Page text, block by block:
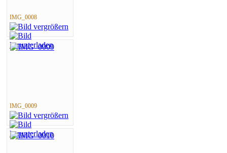
IMG_0008
IMG_0009